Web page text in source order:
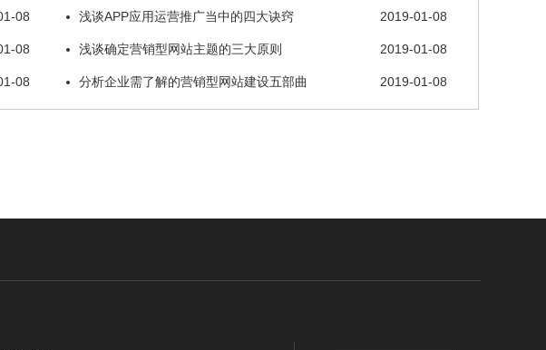
08 2019-01-08
浅谈APP应用运营推广当中的四大诀窍
08 2019-01-08
浅谈确定营销型网站主题的三大原则
08 2019-01-08
分析企业需了解的营销型网站建设五部曲